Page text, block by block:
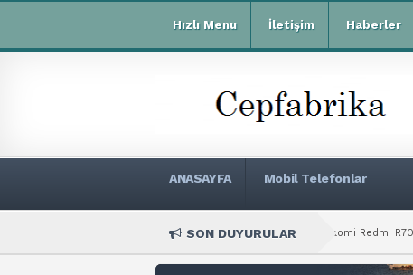
Hızlı Menu İletişim Haberler
ANASAYFA Mobil Telefonlar
SON DUYURULAR
Xiaomi Redmi R70m Teknik Özellikleri